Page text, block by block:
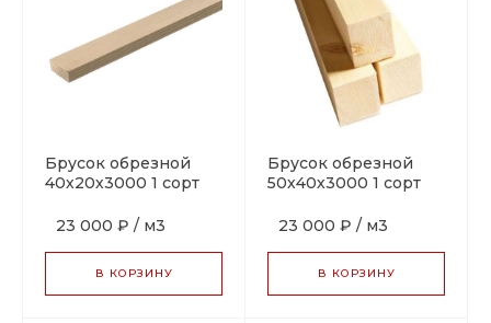
Брусок обрезной
40х20х3000 1 сорт
23 000 ₽ / м3
В КОРЗИНУ
Брусок обрезной
50х40х3000 1 сорт
23 000 ₽ / м3
В КОРЗИНУ